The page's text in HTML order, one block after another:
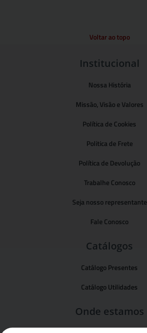
Voltar ao topo
Institucional
Nossa História
Missão, Visão e Valores
Política de Cookies
Politica de Frete
Política de Devolução
Trabalhe Conosco
Seja nosso representante
Fale Conosco
Catálogos
Catálogo Presentes
Catálogo Utilidades
Onde estamos